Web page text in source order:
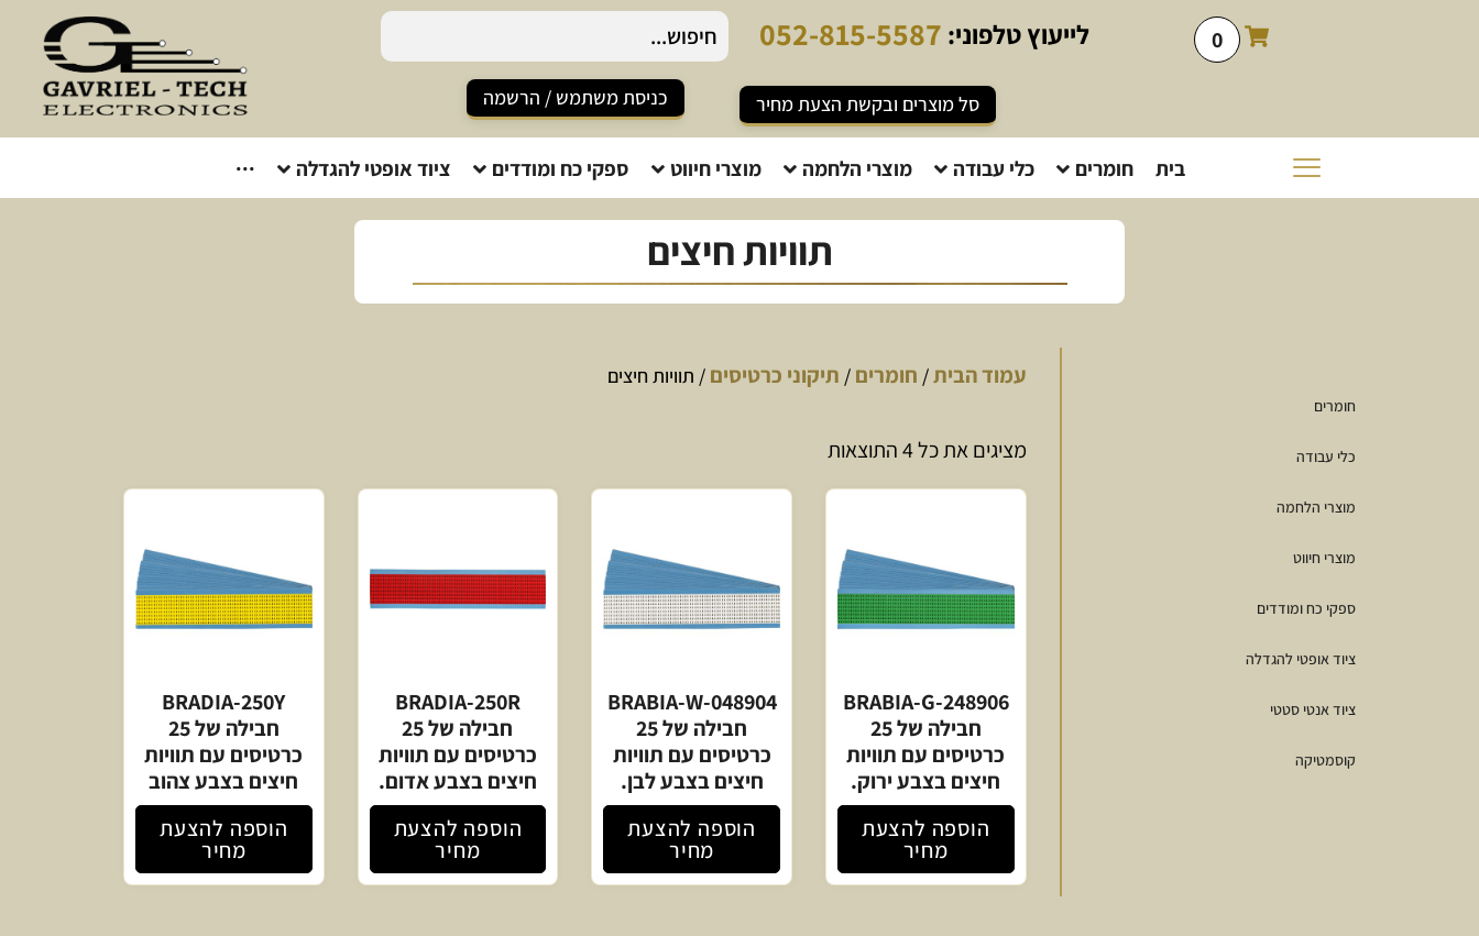
0 לייעוץטלפוני: 052-815-5587
סל מוצרים ובקשת הצעת מחיר כניסת משתמש / הרשמה
בית חומרים כלי עבודה מוצרי הלחמה מוצרי חיווט ספקי כח ומודדים ציוד אופטי להגדלה ···
תוויות חיצים
חומרים
כלי עבודה
מוצרי הלחמה
מוצרי חיווט
ספקי כח ומודדים
ציוד אופטי להגדלה
ציוד אנטי סטטי
קוסמטיקה
עמוד הבית/ חומרים / תיקוני כרטיסים / תוויות חיצים
מציגים את כל ⁦4⁩ התוצאות
BRABIA-G-248906
חבילה של 25
כרטיסים עם תוויות
חיצים בצבע ירוק.
הוספה להצעת
מחיר
BRABIA-W-048904
חבילה של 25
כרטיסים עם תוויות
חיצים בצבע לבן.
הוספה להצעת
מחיר
BRADIA-250R
חבילה של 25
כרטיסים עם תוויות
חיצים בצבע אדום.
הוספה להצעת
מחיר
BRADIA-250Y
חבילה של 25
כרטיסים עם תוויות
חיצים בצבע צהוב
הוספה להצעת
מחיר